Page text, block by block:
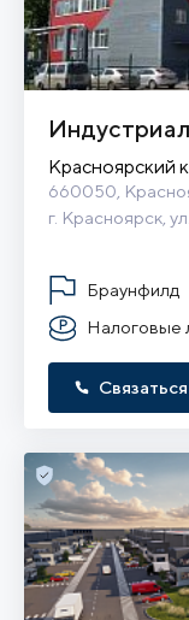
Красноярский
660050,
г. Красноярск,
Браунфилд
Налоговые
Связаться